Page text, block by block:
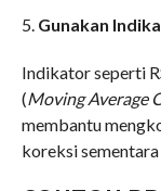
5. Gunakan
Indikator seperti
(Moving Average
membantu
koreksi